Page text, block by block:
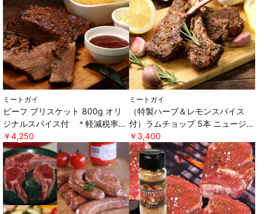
ミートガイ
ビーフ ブリスケット 800g オリ
ジナルスパイス付 ＊軽減税率対
象 [ミートガイ]
￥4,250
ミートガイ
（特製ハーブ＆レモンスパイス
付）ラムチョップ 5本 ニュージー
ランド産 WAKANUIスプリングラ
ム ＊軽減税率対象 [ミートガイ]
￥3,400